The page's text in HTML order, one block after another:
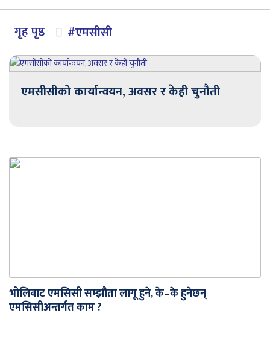
गृह पृष्ठ #एमसीसी
एमसीसीको कार्यान्वयन, अवसर र केही चुनौती
भोलिबाट एमसिसी सम्झौता लागू हुने, के–के हुनेछन्
एमसिसीअन्तर्गत काम ?